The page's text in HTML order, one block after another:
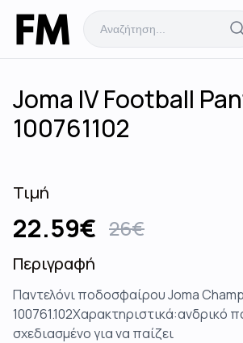
Joma IV Football
100761102
Τιμή
22.59€ 26€
Περιγραφή
Παντελόνι ποδοσφαίρου Joma
100761.102Χαρακτηριστικά:ανδρικό
σχεδιασμένο για να παίζει